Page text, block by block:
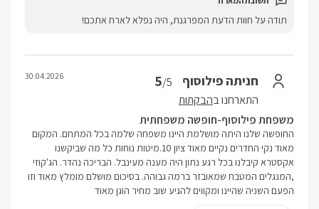
תודה על חוות הדעת המפרגנת, היה נפלא לארח אתכם!
חניתה פילוסוף 5/5
התארחנו בהבקתות
30.04.2026
משפחת פילוסוף-חופשה משפחתית
החופשה שלנו היתה מושלמת היינו משפחה שלמה בכל המתחם. המקום
מאוד נקי החדרים נקיים מאוד ציון 10.מיטות נוחות כל מה שביקשנו
אקסטרא קיבלנו בכל רגע נתון היה מענה מעינבל. הבריכה נהדר. הג'קוזי
,המנגלים המטבח שמאובזר ברמה גבוהה. בסיכום מושלם מומלץ מאוד וזו
הפעם השניה שהיינו ומקווים להגיע שוב מחיר הוגן מאוד